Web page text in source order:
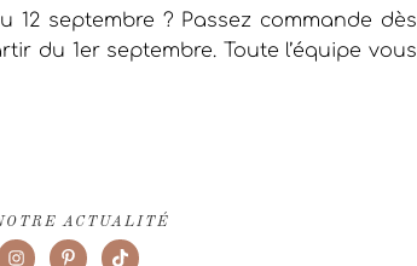
septembre ? Passez commande dès
du 1er septembre. Toute l’équipe vous
ACTUALITÉ